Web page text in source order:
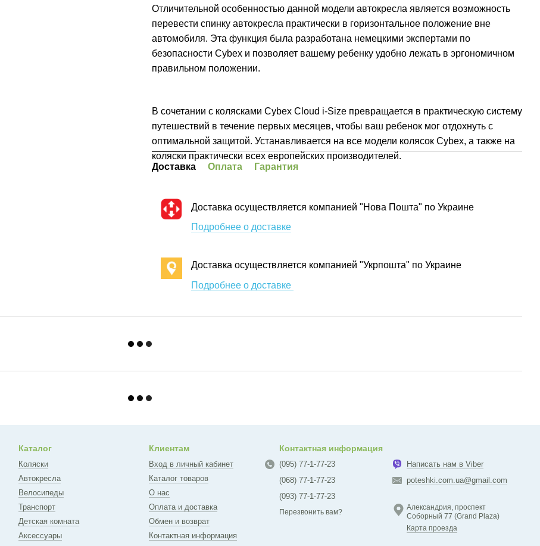
Отличительной особенностью данной модели автокресла является возможность
перевести спинку автокресла практически в горизонтальное положение вне
автомобиля. Эта функция была разработана немецкими экспертами по
безопасности Cybex и позволяет вашему ребенку удобно лежать в эргономичном
правильном положении.
В сочетании с колясками Cybex Cloud i-Size превращается в практическую систему
путешествий в течение первых месяцев, чтобы ваш ребенок мог отдохнуть с
оптимальной защитой. Устанавливается на все модели колясок Cybex, а также на
коляски практически всех европейских производителей.
Доставка
Оплата Гарантия
Доставка осуществляется компанией "Нова Пошта" по Украине
Подробнее о доставке
Доставка осуществляется компанией "Укрпошта" по Украине
Подробнее о доставке
Каталог
Коляски
Автокресла
Велосипеды
Транспорт
Детская комната
Аксессуары
Клиентам
Вход в личный кабинет
Каталог товаров
О нас
Оплата и доставка
Обмен и возврат
Контактная информация
Контактная информация
(095) 77-1-77-23
(068) 77-1-77-23
(093) 77-1-77-23
Перезвонить вам?
Написать нам в Viber
poteshki.com.ua@gmail.com
Александрия, проспект
Соборный 77 (Grand Plaza)
Карта проезда